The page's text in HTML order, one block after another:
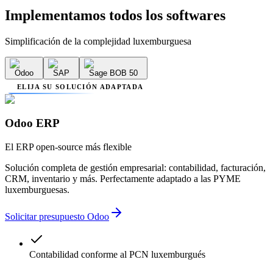
Implementamos todos los softwares
Simplificación de la complejidad luxemburguesa
Odoo SAP Sage BOB 50
ELIJA SU SOLUCIÓN ADAPTADA
Odoo ERP
El ERP open-source más flexible
Solución completa de gestión empresarial: contabilidad, facturación,
CRM, inventario y más. Perfectamente adaptado a las PYME
luxemburguesas.
Solicitar presupuesto Odoo
Contabilidad conforme al PCN luxemburgués